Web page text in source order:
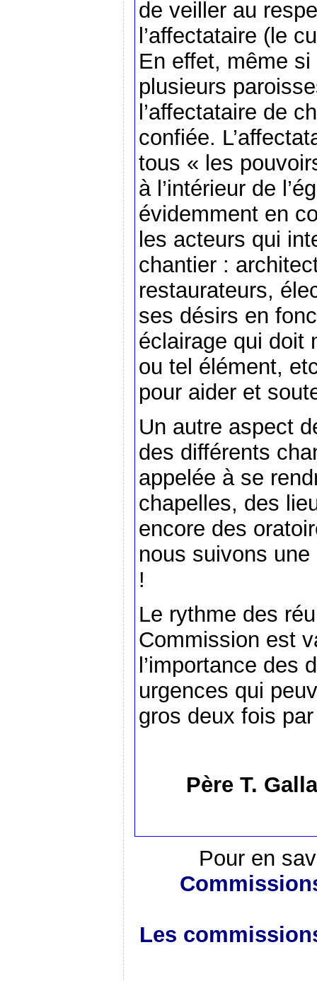
de veiller au
l’affectataire (le
En effet, même
plusieurs
l’affectataire de
confiée.
tous « les
à l’intérieur de
évidemment en
les acteurs qui
chantier :
restaurateurs,
ses désirs en
éclairage qui doit
ou tel élément,
pour aider et
Un autre aspect
des différents
appelée à se
chapelles, des
encore des
nous suivons
!
Le rythme des
Commission est
l’importance des
urgences qui
gros deux fois
Père T.
Pour en
Les